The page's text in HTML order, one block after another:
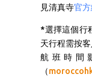
見清真寺官
*選擇這個行
天行程需按
航班時間
（